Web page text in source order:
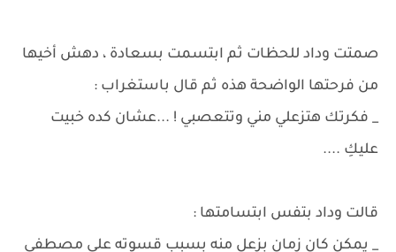
صمتت وداد للحظات ثم ابتسمت بسعادة ، دهش أخيها
من فرحتها الواضحة هذه ثم قال باستغراب :
_ فكرتك هتزعلي مني وتتعصبي ! ...عشان كده خبيت
عليكِ ....
قالت وداد بتفس ابتسامتها :
_ يمكن كان زمان بزعل منه بسبب قسوته على مصطفى